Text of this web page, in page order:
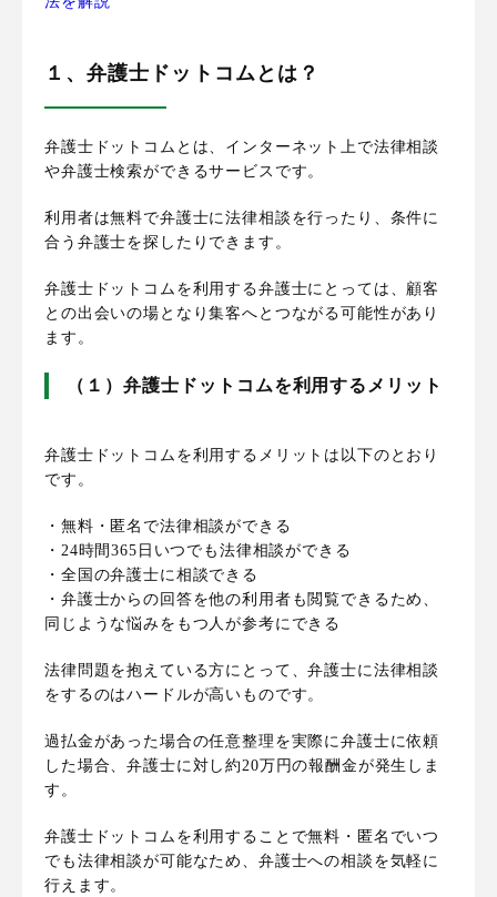
１、弁護士ドットコムとは？
弁護士ドットコムとは、インターネット上で法律相談
や弁護士検索ができるサービスです。
利用者は無料で弁護士に法律相談を行ったり、条件に
合う弁護士を探したりできます。
弁護士ドットコムを利用する弁護士にとっては、顧客
との出会いの場となり集客へとつながる可能性があり
ます。
（１）弁護士ドットコムを利用するメリット
弁護士ドットコムを利用するメリットは以下のとおり
です。
・無料・匿名で法律相談ができる
・24時間365日いつでも法律相談ができる
・全国の弁護士に相談できる
・弁護士からの回答を他の利用者も閲覧できるため、
同じような悩みをもつ人が参考にできる
法律問題を抱えている方にとって、弁護士に法律相談
をするのはハードルが高いものです。
過払金があった場合の任意整理を実際に弁護士に依頼
した場合、弁護士に対し約20万円の報酬金が発生しま
す。
弁護士ドットコムを利用することで無料・匿名でいつ
でも法律相談が可能なため、弁護士への相談を気軽に
行えます。